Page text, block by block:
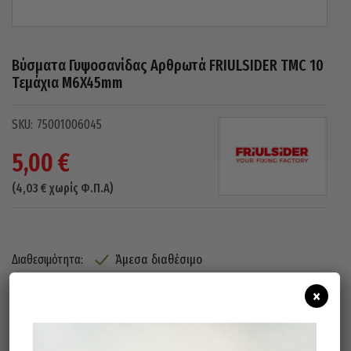
Βύσματα Γυψοσανίδας Αρθρωτά FRIULSIDER TMC 10
Τεμάχια M6X45mm
75001006045
5,00€
(4,03 € χωρίς Φ.Π.Α)
Διαθεσιμότητα: Άμεσα διαθέσιμο
×